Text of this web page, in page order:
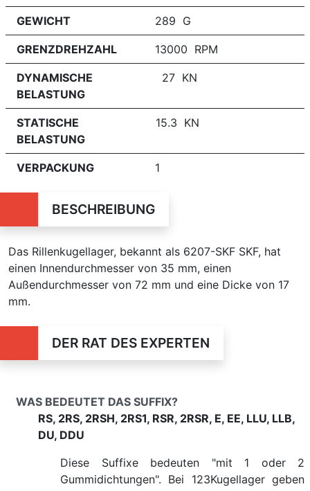
GEWICHT 289 G
GRENZDREHZAHL 13000 RPM
DYNAMISCHE
BELASTUNG
27 KN
STATISCHE
BELASTUNG
15.3 KN
VERPACKUNG 1
BESCHREIBUNG
Das Rillenkugellager, bekannt als 6207-SKF SKF, hat
einen Innendurchmesser von 35 mm, einen
Außendurchmesser von 72 mm und eine Dicke von 17
mm.
DER RAT DES EXPERTEN
WAS BEDEUTET DAS SUFFIX?
RS, 2RS, 2RSH, 2RS1, RSR, 2RSR, E, EE, LLU, LLB,
DU, DDU
Diese Suffixe bedeuten "mit 1 oder 2
Gummidichtungen". Bei 123Kugellager geben